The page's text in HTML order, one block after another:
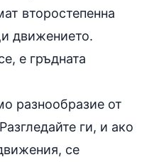
второстепенна
движението.
е гръдната
разнообразие от
ги, и ако
се